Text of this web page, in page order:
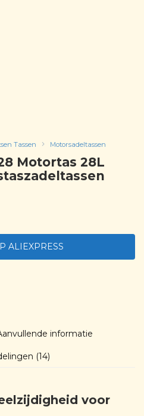
Tassen Motorsadeltassen
Motortas 28L
ALIEXPRESS
informatie
(14)
voor